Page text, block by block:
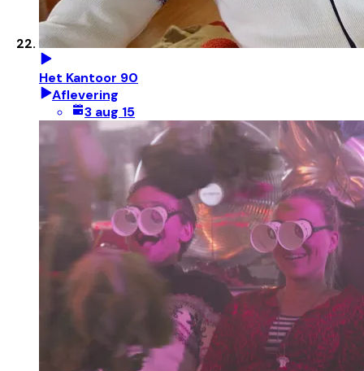
Het Kantoor 90
Aflevering
3 aug 15